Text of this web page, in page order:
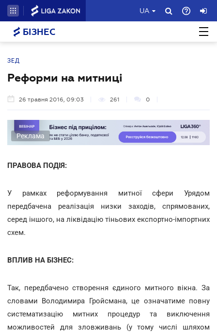
UA
БІЗНЕС
ЗЕД
Реформи на митниці
26 травня 2016, 09:03 261 0
Реклама
ПРАВОВА ПОДІЯ:
У рамках реформування митної сфери Урядом
передбачена реалізація низки заходів, спрямованих,
серед іншого, на ліквідацію тіньових експортно-імпортних
схем.
ВПЛИВ НА БІЗНЕС:
Так, передбачено створення єдиного митного вікна. За
словами Володимира Гройсмана, це означатиме повну
систематизацію митних процедур та виключення
можливостей для зловживань (у тому числі шляхом